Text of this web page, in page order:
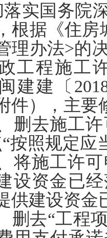
实国务院
根据《住
理办法>的
工程施工
建建〔
件），主
去施工许
“按照规定应
施工许可
设资金已
供建设资金
去“工程